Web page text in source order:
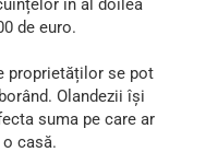
în al doilea
de euro.
proprietăților se pot
Olandezii își
suma pe care ar
casă.